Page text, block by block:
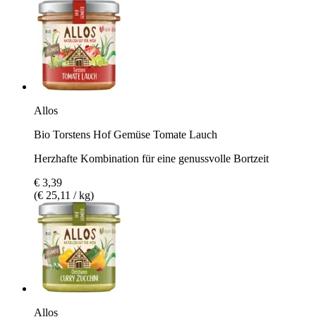
Allos
Bio Torstens Hof Gemüse Tomate Lauch
Herzhafte Kombination für eine genussvolle Bortzeit
€ 3,39
(€ 25,11 / kg)
Allos